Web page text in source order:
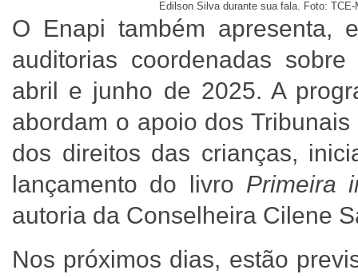
Edilson Silva durante sua fala. Foto: TCE-
O Enapi também apresenta,
auditorias coordenadas
abril e junho de 2025. A
abordam o apoio dos
dos direitos das crianças,
lançamento do livro Primeira
autoria da Conselheira Cilene
Nos próximos dias, estão